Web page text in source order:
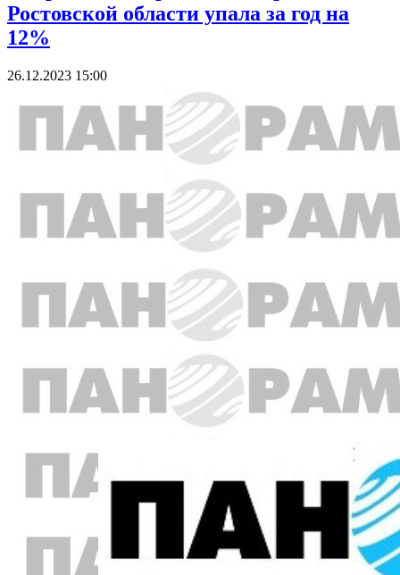
Ростовской области упала за год на
12%
26.12.2023 15:00